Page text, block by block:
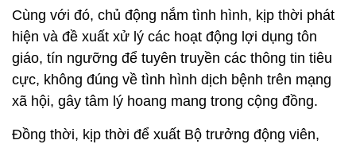
Cùng với đó, chủ động nắm tình hình, kịp thời phát
hiện và đề xuất xử lý các hoạt động lợi dụng tôn
giáo, tín ngưỡng để tuyên truyền các thông tin tiêu
cực, không đúng về tình hình dịch bệnh trên mạng
xã hội, gây tâm lý hoang mang trong cộng đồng.
Đồng thời, kịp thời để xuất Bộ trưởng động viên,